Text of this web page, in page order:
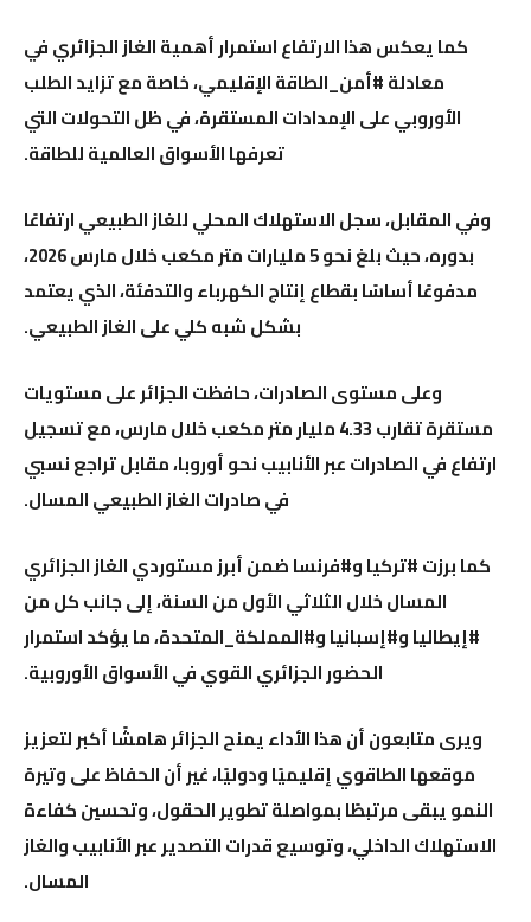
كما يعكس هذا الارتفاع استمرار أهمية الغاز الجزائري في
معادلة #أمن_الطاقة الإقليمي، خاصة مع تزايد الطلب
الأوروبي على الإمدادات المستقرة، في ظل التحولات التي
تعرفها الأسواق العالمية للطاقة.
وفي المقابل، سجل الاستهلاك المحلي للغاز الطبيعي ارتفاعًا
بدوره، حيث بلغ نحو 5 مليارات متر مكعب خلال مارس 2026،
مدفوعًا أساسًا بقطاع إنتاج الكهرباء والتدفئة، الذي يعتمد
بشكل شبه كلي على الغاز الطبيعي.
وعلى مستوى الصادرات، حافظت الجزائر على مستويات
مستقرة تقارب 4.33 مليار متر مكعب خلال مارس، مع تسجيل
ارتفاع في الصادرات عبر الأنابيب نحو أوروبا، مقابل تراجع نسبي
في صادرات الغاز الطبيعي المسال.
كما برزت #تركيا و#فرنسا ضمن أبرز مستوردي الغاز الجزائري
المسال خلال الثلاثي الأول من السنة، إلى جانب كل من
#إيطاليا و#إسبانيا و#المملكة_المتحدة، ما يؤكد استمرار
الحضور الجزائري القوي في الأسواق الأوروبية.
ويرى متابعون أن هذا الأداء يمنح الجزائر هامشًا أكبر لتعزيز
موقعها الطاقوي إقليميًا ودوليًا، غير أن الحفاظ على وتيرة
النمو يبقى مرتبطًا بمواصلة تطوير الحقول، وتحسين كفاءة
الاستهلاك الداخلي، وتوسيع قدرات التصدير عبر الأنابيب والغاز
المسال.